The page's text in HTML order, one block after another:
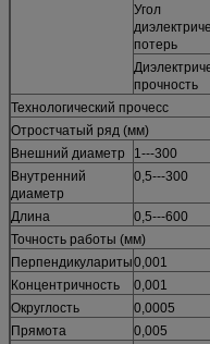
Угол
потерь
прочность
Технологический прочесс
Отростчатый ряд (мм)
Внешний диаметр
1---300
Внутренний
диаметр
0,5---300
Длина
0,5---600
Точность работы (мм)
Перпендикулариты0,001
Концентричность
0,001
Округлость
0,0005
Прямота
0,005